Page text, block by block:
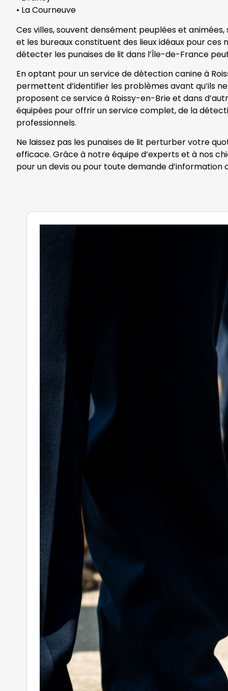
• La Courneuve
Ces villes, souvent densément peuplées et
et les bureaux constituent des lieux idéaux pour ces
détecter les punaises de lit dans l’Île-de-France
En optant pour un service de détection canine à
permettent d’identifier les problèmes avant qu’ils
proposent ce service à Roissy-en-Brie et dans
équipées pour offrir un service complet, de la
professionnels.
Ne laissez pas les punaises de lit perturber votre
efficace. Grâce à notre équipe d’experts et à nos
pour un devis ou pour toute demande d’information